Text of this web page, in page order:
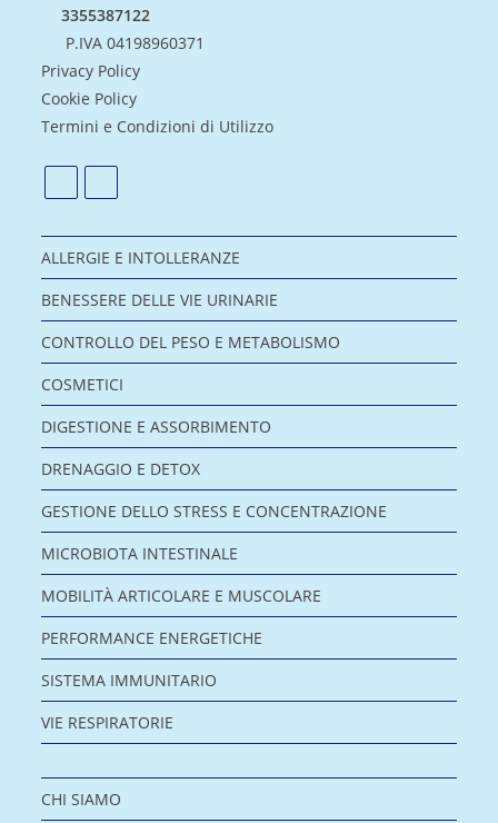
3355387122
P.IVA 04198960371
Privacy Policy
Cookie Policy
Termini e Condizioni di Utilizzo
ALLERGIE E INTOLLERANZE
BENESSERE DELLE VIE URINARIE
CONTROLLO DEL PESO E METABOLISMO
COSMETICI
DIGESTIONE E ASSORBIMENTO
DRENAGGIO E DETOX
GESTIONE DELLO STRESS E CONCENTRAZIONE
MICROBIOTA INTESTINALE
MOBILITÀ ARTICOLARE E MUSCOLARE
PERFORMANCE ENERGETICHE
SISTEMA IMMUNITARIO
VIE RESPIRATORIE
CHI SIAMO